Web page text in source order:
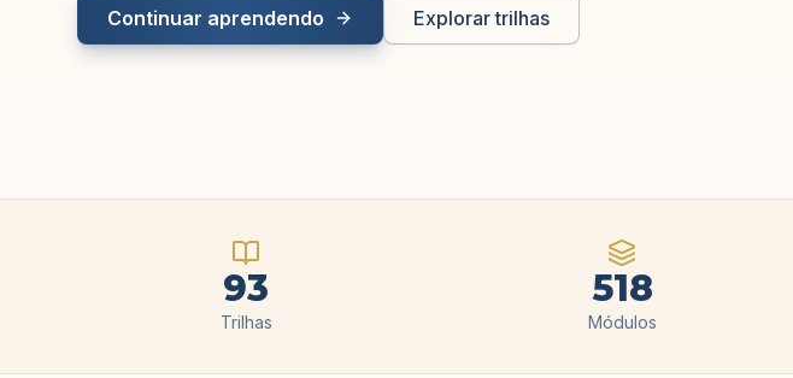
Continuar aprendendo Explorar trilhas
93
Trilhas
518
Módulos